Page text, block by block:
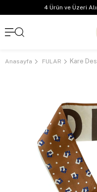
4 Ürün ve Üzeri
Anasayfa FULAR Kare